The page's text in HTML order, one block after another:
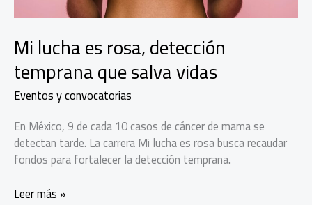
Mi lucha es rosa, detección
temprana que salva vidas
Eventos y convocatorias
En México, 9 de cada 10 casos de cáncer de mama se
detectan tarde. La carrera Mi lucha es rosa busca recaudar
fondos para fortalecer la detección temprana.
Mi
Leer más »